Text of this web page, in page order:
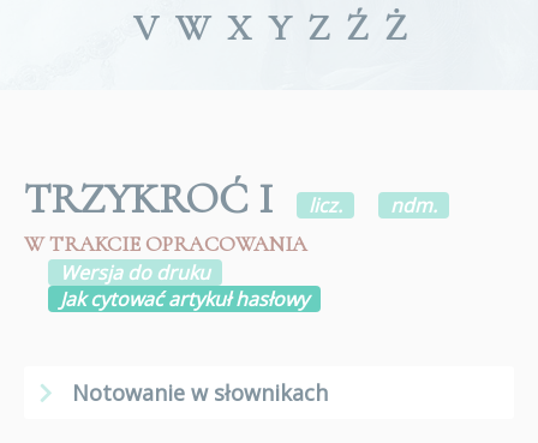
V W X Y Z Ź Ż
TRZYKROĆ I licz.
ndm.
W TRAKCIE OPRACOWANIA
Wersja do druku
Jak cytować artykuł hasłowy
Notowanie w słownikach